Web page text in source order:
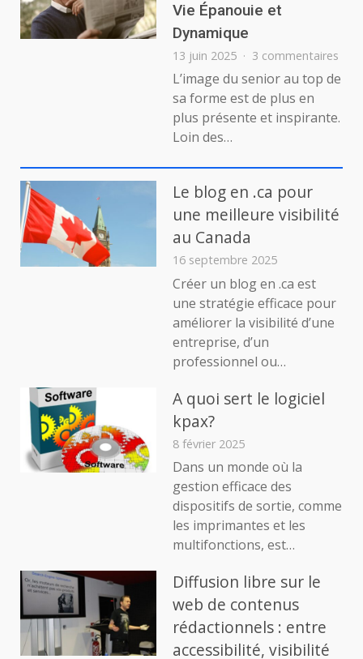
Vie Épanouie et
Dynamique
13 juin 2025 3 commentaires
Top
une
L’image du senior au top de
sa forme est de plus en
plus présente et inspirante.
Loin des…
Le blog en .ca pour
une meilleure visibilité
au Canada
16 septembre 2025
Créer un blog en .ca est
une stratégie efficace pour
améliorer la visibilité d’une
entreprise, d’un
professionnel ou…
A quoi sert le logiciel
kpax?
8 février 2025
Dans un monde où la
gestion efficace des
dispositifs de sortie, comme
les imprimantes et les
multifonctions, est…
Diffusion libre sur le
web de contenus
rédactionnels : entre
accessibilité, visibilité